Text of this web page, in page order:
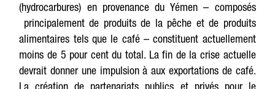
(hydrocarbures) en provenance du Yémen – composés
principalement de produits de la pêche et de produits
alimentaires tels que le café – constituent actuellement
moins de 5 pour cent du total. La fin de la crise actuelle
devrait donner une impulsion à aux exportations de café.
La création de partenariats publics et privés pour le